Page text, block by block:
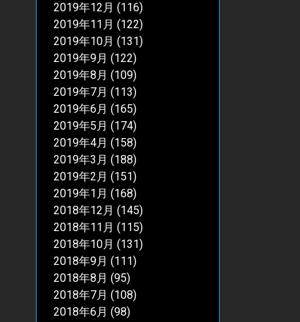
2019年12月 (116)
2019年11月 (122)
2019年10月 (131)
2019年9月 (122)
2019年8月 (109)
2019年7月 (113)
2019年6月 (165)
2019年5月 (174)
2019年4月 (158)
2019年3月 (188)
2019年2月 (151)
2019年1月 (168)
2018年12月 (145)
2018年11月 (115)
2018年10月 (131)
2018年9月 (111)
2018年8月 (95)
2018年7月 (108)
2018年6月 (98)